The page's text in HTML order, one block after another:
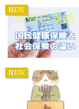
NEW
NEW